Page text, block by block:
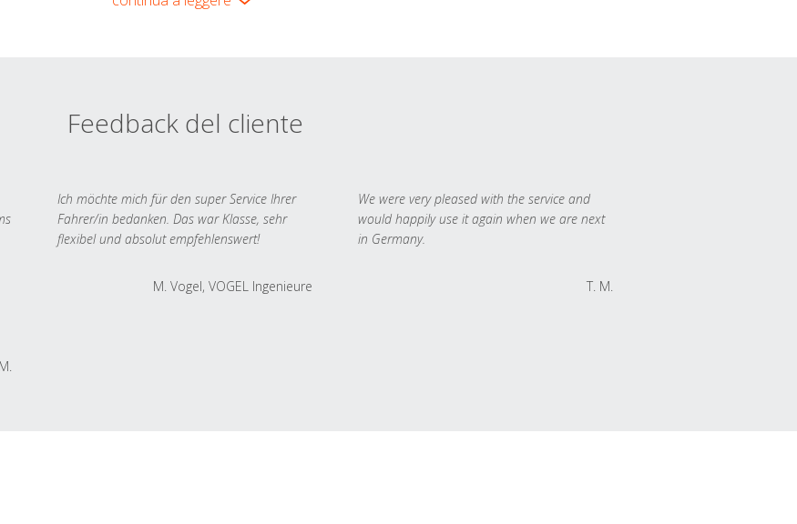
Feedback del cliente
Ich möchte mich für den super Service Ihrer
Fahrer/in bedanken. Das war Klasse, sehr
flexibel und absolut empfehlenswert!
M. Vogel, VOGEL Ingenieure
We were very pleased with the service and
would happily use it again when we are next
in Germany.
T. M.